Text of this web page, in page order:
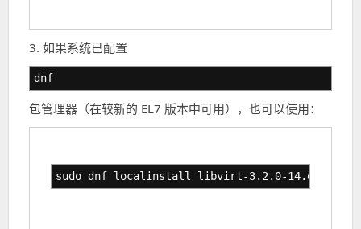
3. 如果系统已配置
dnf
包管理器（在较新的 EL7 版本中可用），也可以使用：
sudo dnf localinstall libvirt-3.2.0-